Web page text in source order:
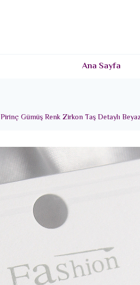
Ana Sayfa
Pirinç Gümüş Renk Zirkon Taş Detaylı